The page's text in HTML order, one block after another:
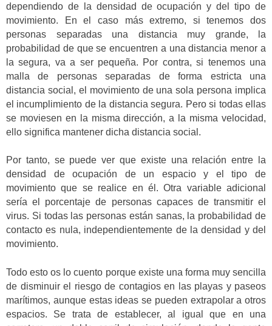
dependiendo de la densidad de ocupación y del tipo de
movimiento. En el caso más extremo, si tenemos dos
personas separadas una distancia muy grande, la
probabilidad de que se encuentren a una distancia menor a
la segura, va a ser pequeña. Por contra, si tenemos una
malla de personas separadas de forma estricta una
distancia social, el movimiento de una sola persona implica
el incumplimiento de la distancia segura. Pero si todas ellas
se moviesen en la misma dirección, a la misma velocidad,
ello significa mantener dicha distancia social.
Por tanto, se puede ver que existe una relación entre la
densidad de ocupación de un espacio y el tipo de
movimiento que se realice en él. Otra variable adicional
sería el porcentaje de personas capaces de transmitir el
virus. Si todas las personas están sanas, la probabilidad de
contacto es nula, independientemente de la densidad y del
movimiento.
Todo esto os lo cuento porque existe una forma muy sencilla
de disminuir el riesgo de contagios en las playas y paseos
marítimos, aunque estas ideas se pueden extrapolar a otros
espacios. Se trata de establecer, al igual que en una